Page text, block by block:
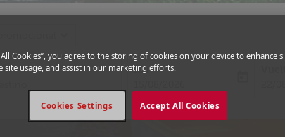
Ida
fc-
All Cookies”, you agree to the storing of cookies on your device to enhance
site usage, and assist in our marketing efforts.
Accept All Cookies
Cookies Settings